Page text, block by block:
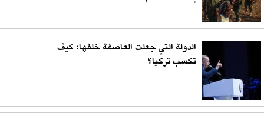
الدولة التي جعلت العاصفة خلفها: كيف
تكسب تركيا؟